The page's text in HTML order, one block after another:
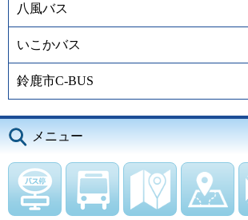
八風バス
いこかバス
鈴鹿市C-BUS
メニュー